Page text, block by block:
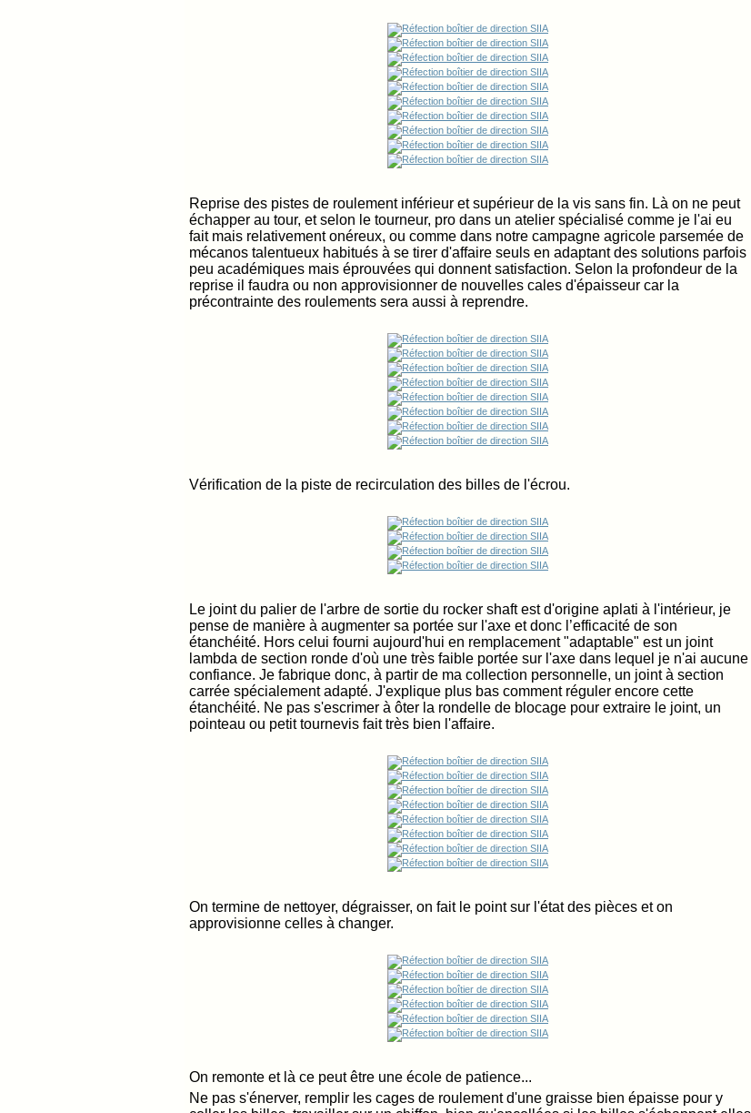
Reprise des pistes de roulement inférieur et supérieur de la vis sans fin. Là on ne peut
échapper au tour, et selon le tourneur, pro dans un atelier spécialisé comme je l'ai eu
fait mais relativement onéreux, ou comme dans notre campagne agricole parsemée de
mécanos talentueux habitués à se tirer d'affaire seuls en adaptant des solutions parfois
peu académiques mais éprouvées qui donnent satisfaction. Selon la profondeur de la
reprise il faudra ou non approvisionner de nouvelles cales d'épaisseur car la
précontrainte des roulements sera aussi à reprendre.
Vérification de la piste de recirculation des billes de l'écrou.
Le joint du palier de l'arbre de sortie du rocker shaft est d'origine aplati à l'intérieur, je
pense de manière à augmenter sa portée sur l'axe et donc l’efficacité de son
étanchéité. Hors celui fourni aujourd'hui en remplacement "adaptable" est un joint
lambda de section ronde d'où une très faible portée sur l'axe dans lequel je n'ai aucune
confiance. Je fabrique donc, à partir de ma collection personnelle, un joint à section
carrée spécialement adapté. J'explique plus bas comment réguler encore cette
étanchéité. Ne pas s'escrimer à ôter la rondelle de blocage pour extraire le joint, un
pointeau ou petit tournevis fait très bien l'affaire.
On termine de nettoyer, dégraisser, on fait le point sur l'état des pièces et on
approvisionne celles à changer.
On remonte et là ce peut être une école de patience...
Ne pas s'énerver, remplir les cages de roulement d'une graisse bien épaisse pour y